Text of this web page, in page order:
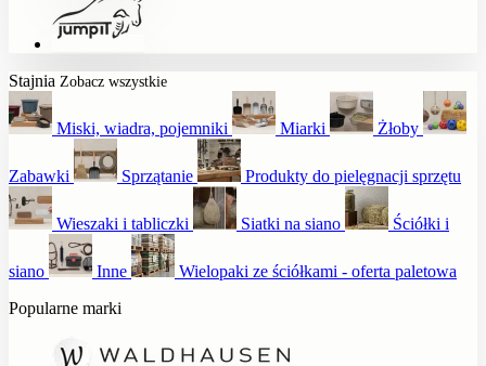
Stajnia Zobacz wszystkie
Miski, wiadra, pojemniki Miarki Żłoby
Zabawki Sprzątanie Produkty do pielęgnacji sprzętu
Wieszaki i tabliczki Siatki na siano Ściółki i
siano Inne
Wielopaki ze ściółkami - oferta paletowa
Popularne marki